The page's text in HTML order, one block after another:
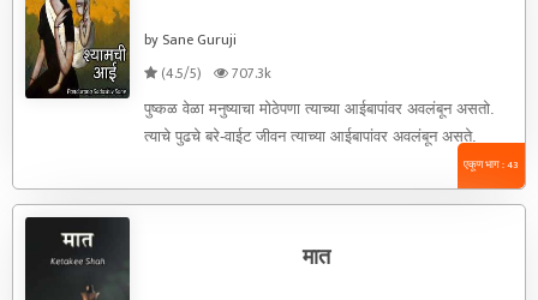
by Sane Guruji
(4.5/5)
707.3k
पुष्कळ वेळा मनुष्याचा मोठेपणा त्याच्या आईबापांवर अवलंबून असतो.
त्याचे पुढचे बरे-वाईट जीवन त्याच्या आईबापांवर अवलंबून असते.
एकूण भाग : 43
मात